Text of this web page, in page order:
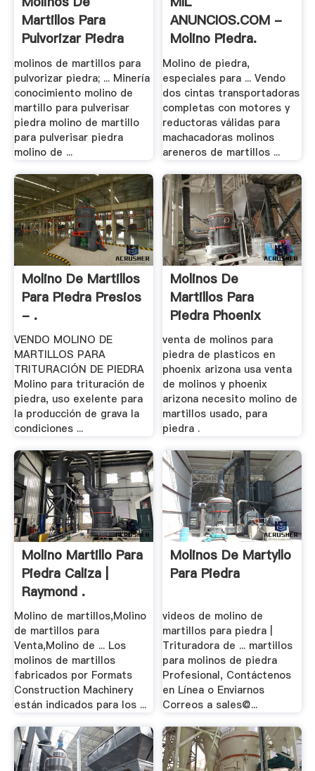
Martillos Para
Pulvorizar Piedra
molinos de martillos para
pulvorizar piedra; ... Minería
conocimiento molino de
martillo para pulverisar
piedra molino de martillo
para pulverisar piedra
molino de ...
ANUNCIOS.COM -
Molino Piedra.
Motor De .
Molino de piedra,
especiales para ... Vendo
dos cintas transportadoras
completas con motores y
reductoras válidas para
machacadoras molinos
areneros de martillos ...
Molino De Martillos
Para Piedra Presios
- .
VENDO MOLINO DE
MARTILLOS PARA
TRITURACIÓN DE PIEDRA
Molino para trituración de
piedra, uso exelente para
la producción de grava la
condiciones ...
Molinos De
Martillos Para
Piedra Phoenix
Arizona
venta de molinos para
piedra de plasticos en
phoenix arizona usa venta
de molinos y phoenix
arizona necesito molino de
martillos usado, para
piedra .
Molino Martillo Para
Piedra Caliza |
Raymond .
Molino de martillos,Molino
de martillos para
Venta,Molino de ... Los
molinos de martillos
fabricados por Formats
Construction Machinery
están indicados para los ...
Molinos De Martyllo
Para Piedra
videos de molino de
martillos para piedra |
Trituradora de ... martillos
para molinos de piedra
Profesional, Contáctenos
en Línea o Enviarnos
Correos a sales@...